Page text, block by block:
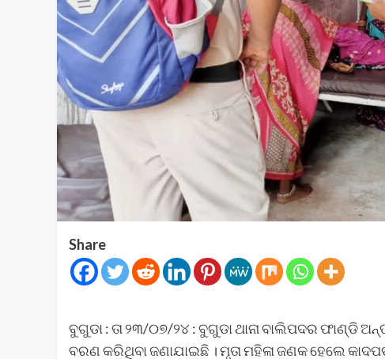
Share
ବୁଗୁଡା : ତା ୨୩/୦୭/୨୪ : ବୁଗୁଡା ଥାନା ବାଲିପଦର ଫାଣ୍ଡି
ବରଣ କରିଥିବା ଜଣାଯାଇଛି । ମୃତା ମହିଳା ଜଣକ ହେଲେ